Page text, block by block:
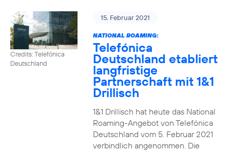
Credits: Telefónica
Deutschland
15. Februar 2021
NATIONAL ROAMING:
Telefónica
Deutschland etabliert
langfristige
Partnerschaft mit 1&1
Drillisch
1&1 Drillisch hat heute das National
Roaming-Angebot von Telefónica
Deutschland vom 5. Februar 2021
verbindlich angenommen. Die